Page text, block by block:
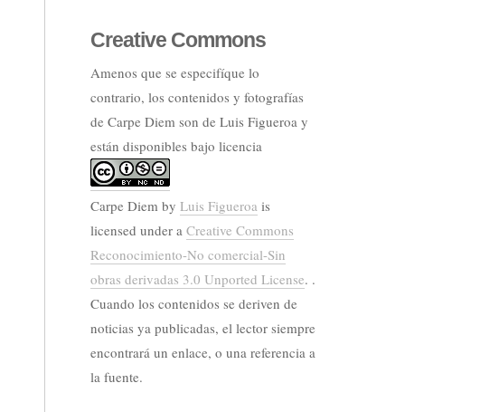
Creative Commons
Amenos que se especifíque lo
contrario, los contenidos y fotografías
de Carpe Diem son de Luis Figueroa y
están disponibles bajo licencia
Carpe Diem by Luis Figueroa is
licensed under a Creative Commons
Reconocimiento-No comercial-Sin
obras derivadas 3.0 Unported License. .
Cuando los contenidos se deriven de
noticias ya publicadas, el lector siempre
encontrará un enlace, o una referencia a
la fuente.